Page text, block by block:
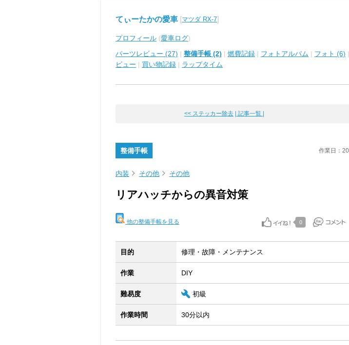
てぃーたかの愛車 [マツダ RX-7]
プロフィール (愛車ログ)
パーツレビュー (27) | 整備手帳 (2) | 燃費記録 | フォトアルバム | フォト (6) |
ビュー | 買い物記録 | ラップタイム
<< ステッカー除去 | 記事一覧 |
整備手帳 作業日：
内装 その他 その他
リアハッチからの異音対策
他の整備手帳を見る 0
目的 修理・故障・メンテナンス
作業 DIY
難易度 初級
作業時間 30分以内